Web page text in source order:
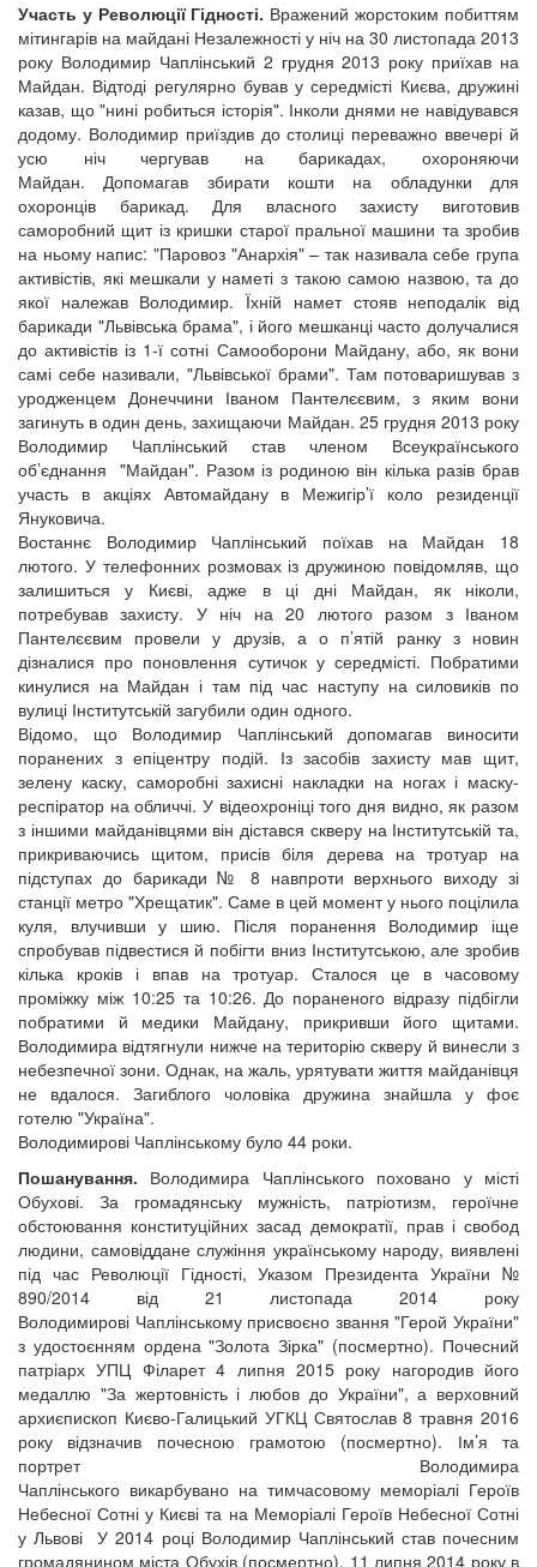
Участь у Революції Гідності. Вражений жорстоким побиттям
мітингарів на майдані Незалежності у ніч на 30 листопада 2013
року Володимир Чаплінський 2 грудня 2013 року приїхав на
Майдан. Відтоді регулярно бував у середмісті Києва, дружині
казав, що "нині робиться історія". Інколи днями не навідувався
додому. Володимир приїздив до столиці переважно ввечері й
усю ніч чергував на барикадах, охороняючи
Майдан. Допомагав збирати кошти на обладунки для
охоронців барикад. Для власного захисту виготовив
саморобний щит із кришки старої пральної машини та зробив
на ньому напис: "Паровоз "Анархія" – так називала себе група
активістів, які мешкали у наметі з такою самою назвою, та до
якої належав Володимир. Їхній намет стояв неподалік від
барикади "Львівська брама", і його мешканці часто долучалися
до активістів із 1-ї сотні Самооборони Майдану, або, як вони
самі себе називали, "Львівської брами". Там потоваришував з
уродженцем Донеччини Іваном Пантелєєвим, з яким вони
загинуть в один день, захищаючи Майдан. 25 грудня 2013 року
Володимир Чаплінський став членом Всеукраїнського
об’єднання "Майдан". Разом із родиною він кілька разів брав
участь в акціях Автомайдану в Межигір’ї коло резиденції
Януковича.
Востаннє Володимир Чаплінський поїхав на Майдан 18
лютого. У телефонних розмовах із дружиною повідомляв, що
залишиться у Києві, адже в ці дні Майдан, як ніколи,
потребував захисту. У ніч на 20 лютого разом з Іваном
Пантелєєвим провели у друзів, а о п’ятій ранку з новин
дізналися про поновлення сутичок у середмісті. Побратими
кинулися на Майдан і там під час наступу на силовиків по
вулиці Інститутській загубили один одного.
Відомо, що Володимир Чаплінський допомагав виносити
поранених з епіцентру подій. Із засобів захисту мав щит,
зелену каску, саморобні захисні накладки на ногах і маску-
респіратор на обличчі. У відеохроніці того дня видно, як разом
з іншими майданівцями він дістався скверу на Інститутській та,
прикриваючись щитом, присів біля дерева на тротуар на
підступах до барикади № 8 навпроти верхнього виходу зі
станції метро "Хрещатик". Саме в цей момент у нього поцілила
куля, влучивши у шию. Після поранення Володимир іще
спробував підвестися й побігти вниз Інститутською, але зробив
кілька кроків і впав на тротуар. Сталося це в часовому
проміжку між 10:25 та 10:26. До пораненого відразу підбігли
побратими й медики Майдану, прикривши його щитами.
Володимира відтягнули нижче на територію скверу й винесли з
небезпечної зони. Однак, на жаль, урятувати життя майданівця
не вдалося. Загиблого чоловіка дружина знайшла у фоє
готелю "Україна".
Володимирові Чаплінському було 44 роки.
Пошанування. Володимира Чаплінського поховано у місті
Обухові. За громадянську мужність, патріотизм, героїчне
обстоювання конституційних засад демократії, прав і свобод
людини, самовіддане служіння українському народу, виявлені
під час Революції Гідності, Указом Президента України №
890/2014 від 21 листопада 2014 року
Володимирові Чаплінському присвоєно звання "Герой України"
з удостоєнням ордена "Золота Зірка" (посмертно). Почесний
патріарх УПЦ Філарет 4 липня 2015 року нагородив його
медаллю "За жертовність і любов до України", а верховний
архиєпископ Києво-Галицький УГКЦ Святослав 8 травня 2016
року відзначив почесною грамотою (посмертно). Ім’я та
портрет Володимира
Чаплінського викарбувано на тимчасовому меморіалі Героїв
Небесної Сотні у Києві та на Меморіалі Героїв Небесної Сотні
у Львові У 2014 році Володимир Чаплінський став почесним
громадянином міста Обухів (посмертно). 11 липня 2014 року в